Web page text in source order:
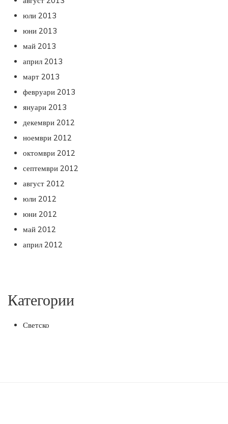
юли 2013
юни 2013
май 2013
април 2013
март 2013
февруари 2013
януари 2013
декември 2012
ноември 2012
октомври 2012
септември 2012
август 2012
юли 2012
юни 2012
май 2012
април 2012
Категории
Светско